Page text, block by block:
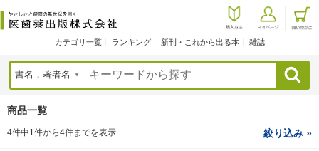
カテゴリ一覧 ランキング 新刊・これから出る本 雑誌
検索
商品一覧
4件中1件から4件までを表示 絞り込み »